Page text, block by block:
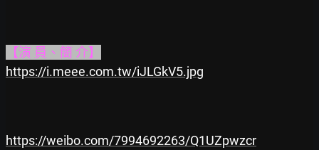
【演 員、簡 介】
https://i.meee.com.tw/iJLGkV5.jpg
https://weibo.com/7994692263/Q1UZpwzcr